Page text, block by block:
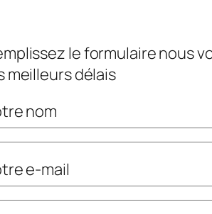
le formulaire nous
meilleurs délais
nom
e-mail